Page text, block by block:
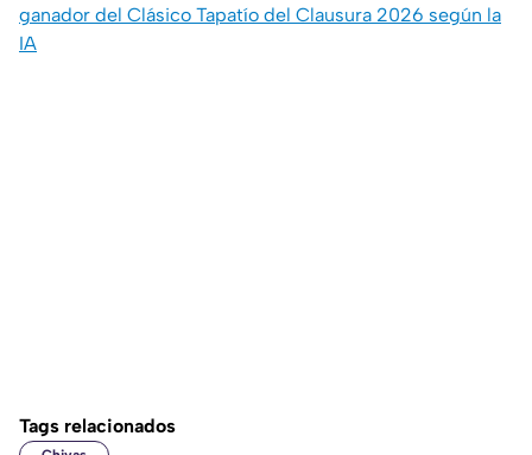
ganador del Clásico Tapatío del Clausura 2026 según la
IA
Tags relacionados